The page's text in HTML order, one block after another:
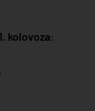
kolovoza: